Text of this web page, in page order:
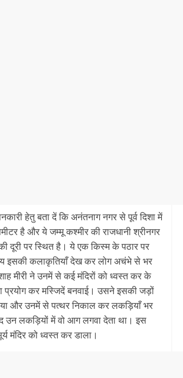
हेतु बता दें कि अनंतनाग नगर से पूर्व दिशा में
है और ये जम्मू कश्मीर की राजधानी श्रीनगर
दूरी पर स्थित है। ये एक किस्म के पठार पर
इसकी कलाकृतियाँ देख कर लोग अचंभे से भर
मीरी ने उनमें से कई मंदिरों को ध्वस्त कर के
प्रयोग कर मस्जिदें बनवाई। उसने इसकी जड़ों
और उनमें से पत्थर निकाल कर लकड़ियाँ भर
उन लकड़ियों में वो आग लगवा देता था। इस
मंदिर को ध्वस्त कर डाला।